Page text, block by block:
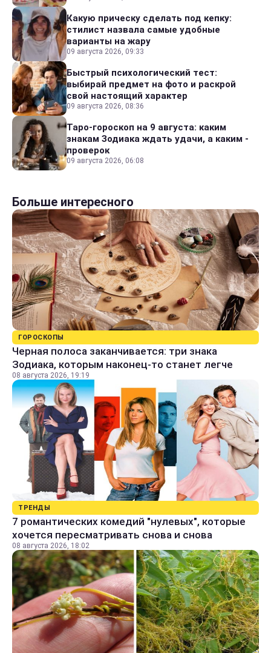
Какую прическу сделать под кепку:
стилист назвала самые удобные
варианты на жару
09 августа 2026, 09:33
Быстрый психологический тест:
выбирай предмет на фото и раскрой
свой настоящий характер
09 августа 2026, 08:36
Таро-гороскоп на 9 августа: каким
знакам Зодиака ждать удачи, а каким -
проверок
09 августа 2026, 06:08
Больше интересного
ГОРОСКОПЫ
Черная полоса заканчивается: три знака
Зодиака, которым наконец-то станет легче
08 августа 2026, 19:19
ТРЕНДЫ
7 романтических комедий "нулевых", которые
хочется пересматривать снова и снова
08 августа 2026, 18:02